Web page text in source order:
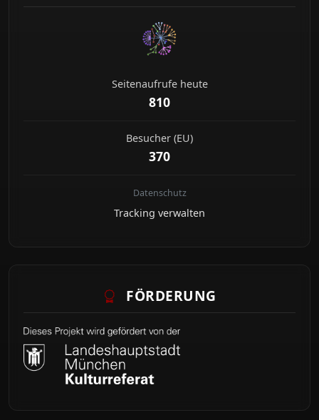
Seitenaufrufe heute
810
Besucher (EU)
370
Datenschutz
Tracking verwalten
FÖRDERUNG